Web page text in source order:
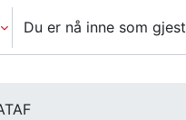
Du er nå inne som gjest